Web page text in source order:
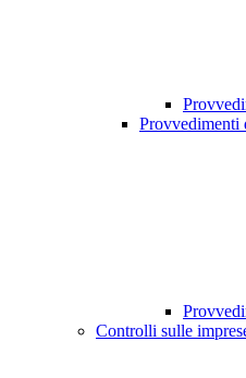
Provvedimenti
Controlli sulle